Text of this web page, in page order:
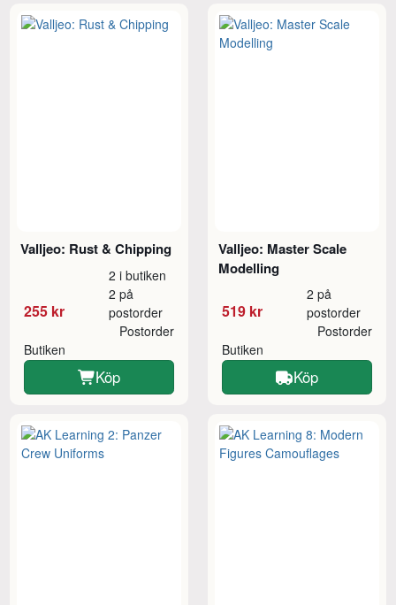
Valljeo: Rust & Chipping
255 kr
2 i butiken
2 på
postorder
Butiken
Postorder
Köp
Valljeo: Master Scale
Modelling
519 kr
2 på
postorder
Butiken
Postorder
Köp